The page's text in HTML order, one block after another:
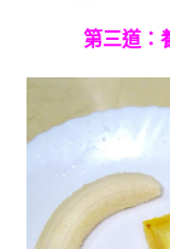
第三道：